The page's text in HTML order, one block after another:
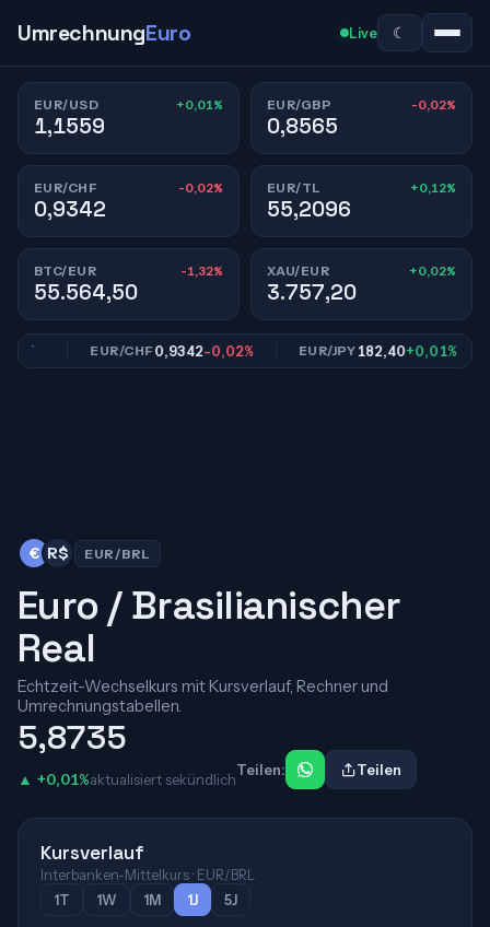
UmrechnungEuro Live ☾
EUR/USD +0,01%
1,1559
EUR/GBP -0,02%
0,8565
EUR/CHF -0,02%
0,9342
EUR/TL +0,12%
55,2096
BTC/EUR -1,32%
55.564,50
XAU/EUR +0,02%
3.757,20
EUR/CHF0,9342-0,02% EUR/JPY182,40+0,01%
€ R$ EUR/BRL
Euro / Brasilianischer
Real
Echtzeit-Wechselkurs mit Kursverlauf, Rechner und
Umrechnungstabellen.
5,8735
▲ +0,01%aktualisiert sekündlich
Teilen: Teilen
Kursverlauf
Interbanken-Mittelkurs · EUR/BRL
1T
1W 1M 1J 5J